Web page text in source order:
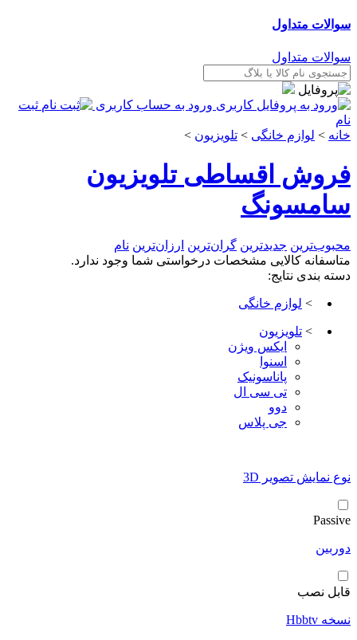
سوالات متداول
سوالات متداول
ورود به حساب کاربری
ثبت
نام
خانه > لوازم خانگی > تلویزیون >
فروش اقساطی تلویزیون
سامسونگ
محبوب‌ترین جدیدترین گران‌ترین ارزان‌ترین نام
متاسفانه کالایی مشخصات درخواستی شما وجود ندارد.
دسته بندی نتایج:
> لوازم خانگی
> تلویزیون
ایکس ویژن
اسنوا
پاناسونیک
تی سی ال
دوو
جی پلاس
نوع نمایش تصویر 3D
Passive
دوربین
قابل نصب
نسخه Hbbtv